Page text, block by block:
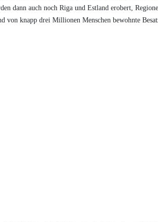
dann auch noch Riga und Estland erobert,
knapp drei Millionen Menschen bewohnte